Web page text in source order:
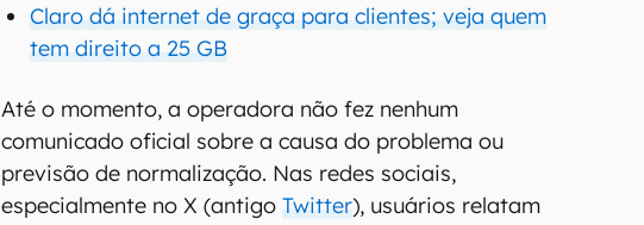
Claro dá internet de graça para clientes; veja quem
tem direito a 25 GB
Até o momento, a operadora não fez nenhum
comunicado oficial sobre a causa do problema ou
previsão de normalização. Nas redes sociais,
especialmente no X (antigoTwitter), usuários relatam